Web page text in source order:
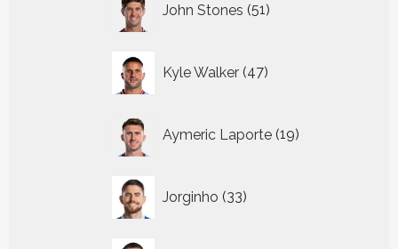
John Stones 51
producten
Kyle Walker 47
producten
Aymeric Laporte 19
producten
Jorginho 33
producten